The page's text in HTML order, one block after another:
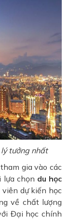
tưởng nhất
gia vào các
lựa chọn du học
dự kiến học
về chất lượng
Đại học chính